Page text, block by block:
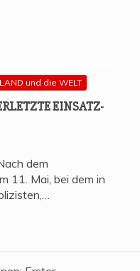
und die WELT
EIN­SATZ­
dem
11. Mai, bei dem in